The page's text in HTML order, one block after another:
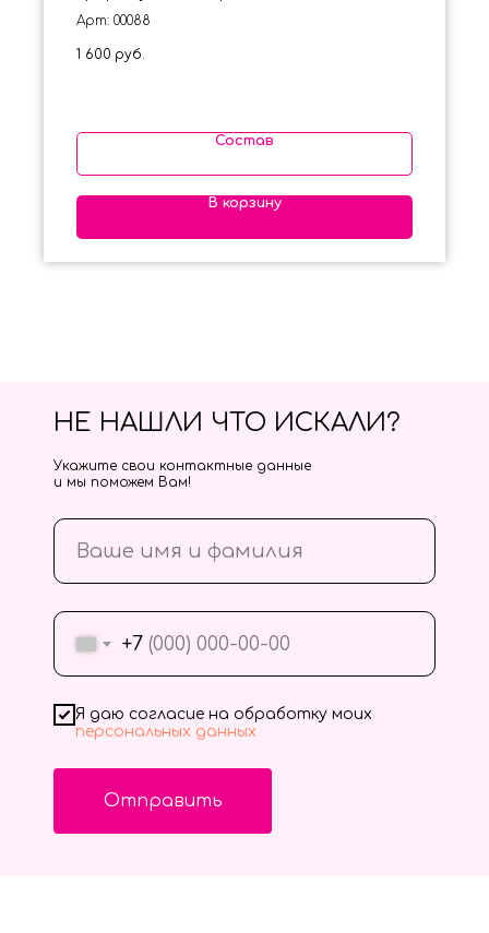
Арт: 00088
1 600 руб.
Состав
В корзину
+7
Я даю согласие на обработку моих
персональных данных
Отправить
НЕ НАШЛИ ЧТО ИСКАЛИ?
Укажите свои контактные данные
и мы поможем Вам!